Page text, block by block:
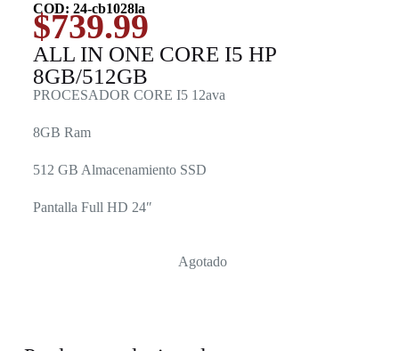
COD: 24-cb1028la
$739.99
ALL IN ONE CORE I5 HP
8GB/512GB
PROCESADOR CORE I5 12ava
8GB Ram
512 GB Almacenamiento SSD
Pantalla Full HD 24″
Agotado